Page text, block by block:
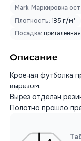
Mark: Маркировка
Плотность: 185 г/м²
Посадка: приталенная
Описание
Кроеная футболка
вырезом.
Вырез отделан
Полотно прошло